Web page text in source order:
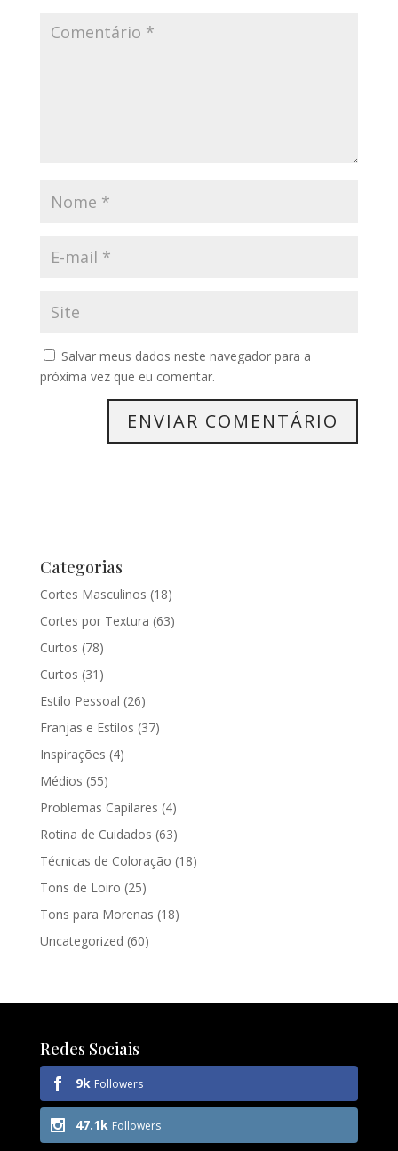
Salvar meus dados neste navegador para a
próxima vez que eu comentar.
Categorias
Cortes Masculinos (18)
Cortes por Textura (63)
Curtos (78)
Curtos (31)
Estilo Pessoal (26)
Franjas e Estilos (37)
Inspirações (4)
Médios (55)
Problemas Capilares (4)
Rotina de Cuidados (63)
Técnicas de Coloração (18)
Tons de Loiro (25)
Tons para Morenas (18)
Uncategorized (60)
Redes Sociais
9k Followers
47.1k Followers